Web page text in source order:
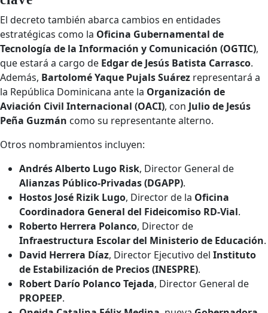
El decreto también abarca cambios en entidades
estratégicas como la Oficina Gubernamental de
Tecnología de la Información y Comunicación (OGTIC),
que estará a cargo de Edgar de Jesús Batista Carrasco.
Además, Bartolomé Yaque Pujals Suárez representará a
la República Dominicana ante la Organización de
Aviación Civil Internacional (OACI), con Julio de Jesús
Peña Guzmán como su representante alterno.
Otros nombramientos incluyen:
Andrés Alberto Lugo Risk, Director General de
Alianzas Público-Privadas (DGAPP).
Hostos José Rizik Lugo, Director de la Oficina
Coordinadora General del Fideicomiso RD-Vial.
Roberto Herrera Polanco, Director de
Infraestructura Escolar del Ministerio de Educación.
David Herrera Díaz, Director Ejecutivo del Instituto
de Estabilización de Precios (INESPRE).
Robert Darío Polanco Tejada, Director General de
PROPEEP.